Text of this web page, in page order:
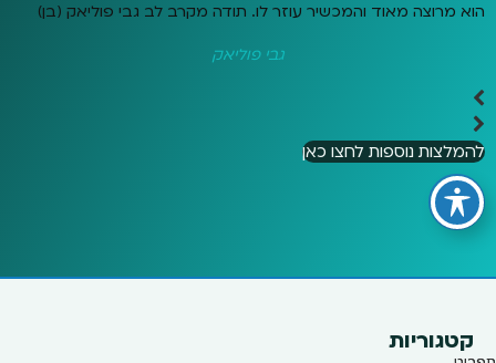
הוא מרוצה מאוד והמכשיר עוזר לו. תודה מקרב לב גבי פוליאק (בן)
גבי פוליאק
להמלצות נוספות לחצו כאן
קטגוריות